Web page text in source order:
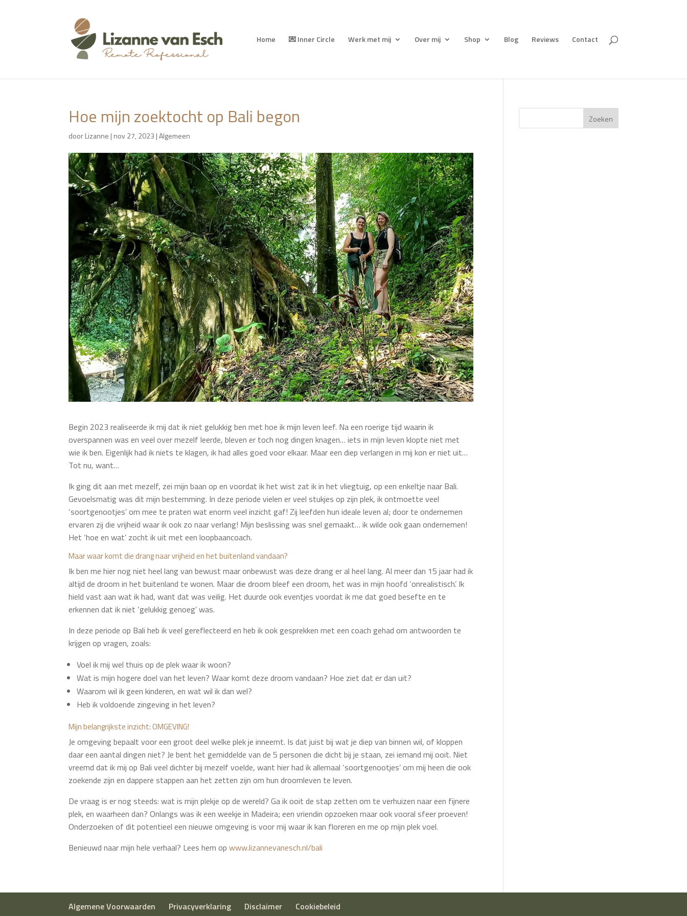
Home 💌 Inner Circle Werk met mij Over mij Shop Blog Reviews Contact
Hoe mijn zoektocht op Bali begon
doorLizanne | nov 27, 2023 |Algemeen
Begin 2023 realiseerde ik mij dat ik niet gelukkig ben met hoe ik mijn leven leef. Na een roerige tijd waarin ik
overspannen was en veel over mezelf leerde, bleven er toch nog dingen knagen… iets in mijn leven klopte niet met
wie ik ben. Eigenlijk had ik niets te klagen, ik had alles goed voor elkaar. Maar een diep verlangen in mij kon er niet uit…
Tot nu, want…
Ik ging dit aan met mezelf, zei mijn baan op en voordat ik het wist zat ik in het vliegtuig, op een enkeltje naar Bali.
Gevoelsmatig was dit mijn bestemming. In deze periode vielen er veel stukjes op zijn plek, ik ontmoette veel
‘soortgenootjes’ om mee te praten wat enorm veel inzicht gaf! Zij leefden hun ideale leven al; door te ondernemen
ervaren zij die vrijheid waar ik ook zo naar verlang! Mijn beslissing was snel gemaakt… ik wilde ook gaan ondernemen!
Het ‘hoe en wat’ zocht ik uit met een loopbaancoach.
Maar waar komt die drang naar vrijheid en het buitenland vandaan?
Ik ben me hier nog niet heel lang van bewust maar onbewust was deze drang er al heel lang. Al meer dan 15 jaar had ik
altijd de droom in het buitenland te wonen. Maar die droom bleef een droom, het was in mijn hoofd ‘onrealistisch’. Ik
hield vast aan wat ik had, want dat was veilig. Het duurde ook eventjes voordat ik me dat goed besefte en te
erkennen dat ik niet ‘gelukkig genoeg’ was.
In deze periode op Bali heb ik veel gereflecteerd en heb ik ook gesprekken met een coach gehad om antwoorden te
krijgen op vragen, zoals:
Voel ik mij wel thuis op de plek waar ik woon?
Wat is mijn hogere doel van het leven? Waar komt deze droom vandaan? Hoe ziet dat er dan uit?
Waarom wil ik geen kinderen, en wat wil ik dan wel?
Heb ik voldoende zingeving in het leven?
Mijn belangrijkste inzicht: OMGEVING!
Je omgeving bepaalt voor een groot deel welke plek je inneemt. Is dat juist bij wat je diep van binnen wil, of kloppen
daar een aantal dingen niet? Je bent het gemiddelde van de 5 personen die dicht bij je staan, zei iemand mij ooit. Niet
vreemd dat ik mij op Bali veel dichter bij mezelf voelde, want hier had ik allemaal ‘soortgenootjes’ om mij heen die ook
zoekende zijn en dappere stappen aan het zetten zijn om hun droomleven te leven.
De vraag is er nog steeds: wat is mijn plekje op de wereld? Ga ik ooit de stap zetten om te verhuizen naar een fijnere
plek, en waarheen dan? Onlangs was ik een weekje in Madeira; een vriendin opzoeken maar ook vooral sfeer proeven!
Onderzoeken of dit potentieel een nieuwe omgeving is voor mij waar ik kan floreren en me op mijn plek voel.
Benieuwd naar mijn hele verhaal? Lees hem opwww.lizannevanesch.nl/bali
Zoeken
Algemene Voorwaarden Privacyverklaring Disclaimer Cookiebeleid